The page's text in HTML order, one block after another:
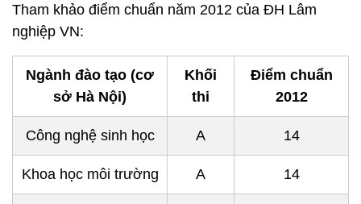
Tham khảo điểm chuẩn năm 2012 của ĐH Lâm
nghiệp VN:
Ngành đào tạo (cơ
sở Hà Nội)
Khối
thi
Điểm chuẩn
2012
Công nghệ sinh học A 14
Khoa học môi trường A 14